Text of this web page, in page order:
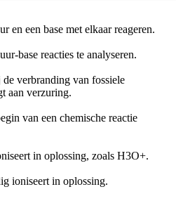
en een base met elkaar reageren.
base reacties te analyseren.
verbranding van fossiele
aan verzuring.
van een chemische reactie
in oplossing, zoals H3O+.
ioniseert in oplossing.